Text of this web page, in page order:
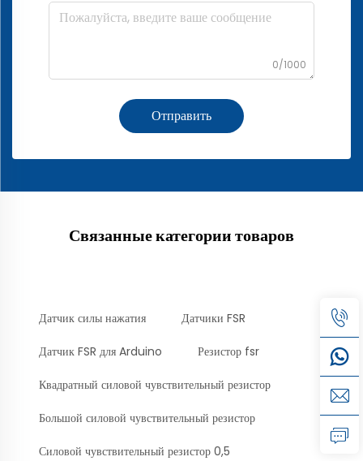
0/1000
Отправить
Связанные категории товаров
Датчик силы нажатия Датчики FSR
Датчик FSR для Arduino Резистор fsr
Квадратный силовой чувствительный резистор
Большой силовой чувствительный резистор
Силовой чувствительный резистор 0,5